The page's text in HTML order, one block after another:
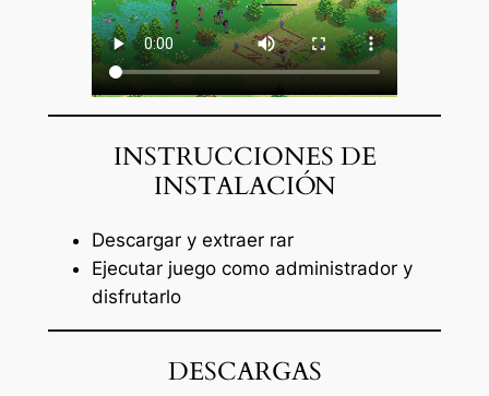
INSTRUCCIONES DE
INSTALACIÓN
Descargar y extraer rar
Ejecutar juego como administrador y
disfrutarlo
DESCARGAS